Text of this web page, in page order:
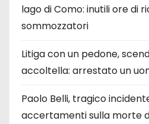
lago di Como: inutili ore di
sommozzatori
Litiga con un pedone,
accoltella: arrestato un
Paolo Belli, tragico
accertamenti sulla morte